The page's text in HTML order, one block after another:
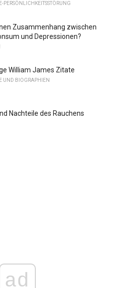
PERSÖNLICHKEITSSTÖRUNG
Zusammenhang zwischen
und Depressionen?
William James Zitate
UND BIOGRAPHIEN
Nachteile des Rauchens
ad